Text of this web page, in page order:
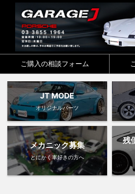
ご購入の相談フォーム
JT MODE
オリジナルパーツ
メカニック募集
とにかく車好きの方へ
残